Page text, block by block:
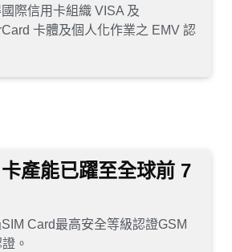
國際信用卡組織 VISA 及
卡體及個人化作業之 EMV 認
產能已躍至全球前 7
SIM Card最高安全等級認證GSM
。